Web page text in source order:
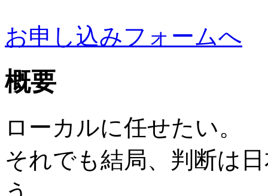
お申し込みフォームへ
概要
ローカルに任せたい。
それでも結局、判断は